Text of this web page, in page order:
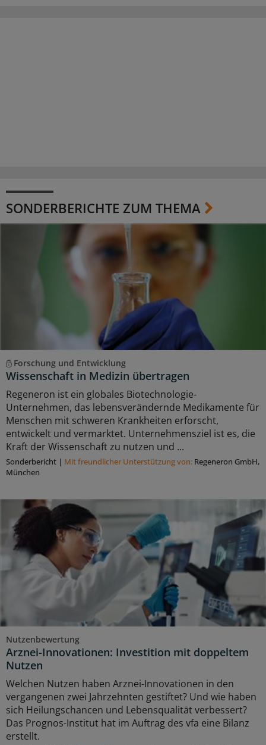
SONDERBERICHTE ZUM THEMA
Forschung und Entwicklung
Wissenschaft in Medizin übertragen
Regeneron ist ein globales Biotechnologie-
Unternehmen, das lebensverändernde Medikamente für
Menschen mit schweren Krankheiten erforscht,
entwickelt und vermarktet. Unternehmensziel ist es, die
Kraft der Wissenschaft zu nutzen und ...
Sonderbericht | Mit freundlicher Unterstützung von: Regeneron GmbH,
München
Nutzenbewertung
Arznei-Innovationen: Investition mit doppeltem
Nutzen
Welchen Nutzen haben Arznei-Innovationen in den
vergangenen zwei Jahrzehnten gestiftet? Und wie haben
sich Heilungschancen und Lebensqualität verbessert?
Das Prognos-Institut hat im Auftrag des vfa eine Bilanz
erstellt.